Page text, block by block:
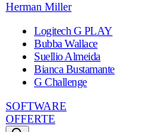
Herman Miller
Logitech G PLAY
Bubba Wallace
Suellio Almeida
Bianca Bustamante
G Challenge
SOFTWARE
OFFERTE